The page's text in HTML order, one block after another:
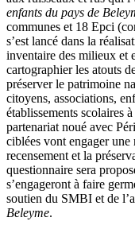
enfants du pays de
communes et 18 Epci
s’est lancé dans la
inventaire des milieux et
cartographier les atouts
préserver le patrimoine
citoyens, associations,
établissements scolaires
partenariat noué avec
ciblées vont engager
recensement et la
questionnaire sera
s’engageront à faire
soutien du SMBI et de
Beleyme.